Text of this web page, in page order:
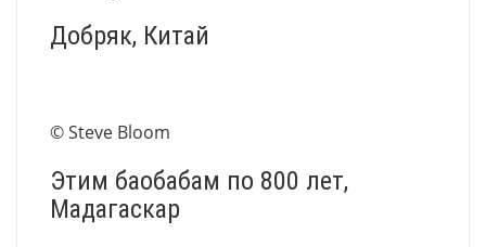
Добряк, Китай
© Steve Bloom
Этим баобабам по 800 лет,
Мадагаскар